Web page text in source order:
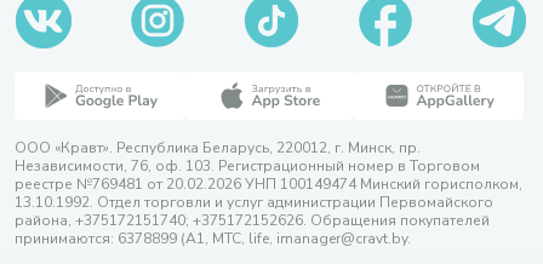
ООО «Кравт». Республика Беларусь, 220012, г. Минск, пр.
Независимости, 76, оф. 103. Регистрационный номер в Торговом
реестре №769481 от 20.02.2026 УНП 100149474 Минский горисполком,
13.10.1992. Отдел торговли и услуг администрации Первомайского
района, +375172151740; +375172152626. Обращения покупателей
принимаются: 6378899 (А1, МТС, life, imanager@cravt.by.